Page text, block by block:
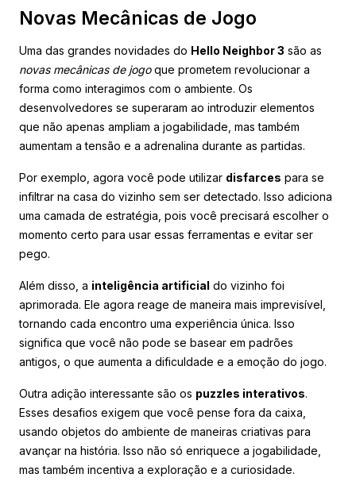
Novas Mecânicas de Jogo
Uma das grandes novidades do Hello Neighbor 3 são as
novas mecânicas de jogoque prometem revolucionar a
forma como interagimos com o ambiente. Os
desenvolvedores se superaram ao introduzir elementos
que não apenas ampliam a jogabilidade, mas também
aumentam a tensão e a adrenalina durante as partidas.
Por exemplo, agora você pode utilizar disfarces para se
infiltrar na casa do vizinho sem ser detectado. Isso adiciona
uma camada de estratégia, pois você precisará escolher o
momento certo para usar essas ferramentas e evitar ser
pego.
Além disso, a inteligência artificial do vizinho foi
aprimorada. Ele agora reage de maneira mais imprevisível,
tornando cada encontro uma experiência única. Isso
significa que você não pode se basear em padrões
antigos, o que aumenta a dificuldade e a emoção do jogo.
Outra adição interessante são os puzzles interativos.
Esses desafios exigem que você pense fora da caixa,
usando objetos do ambiente de maneiras criativas para
avançar na história. Isso não só enriquece a jogabilidade,
mas também incentiva a exploração e a curiosidade.